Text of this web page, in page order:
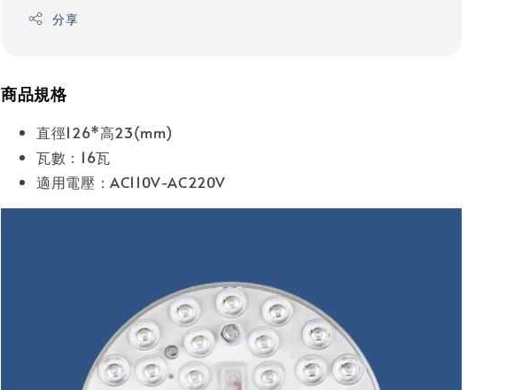
分享
商品規格
直徑126*高23(mm)
瓦數：16瓦
適用電壓：AC110V-AC220V